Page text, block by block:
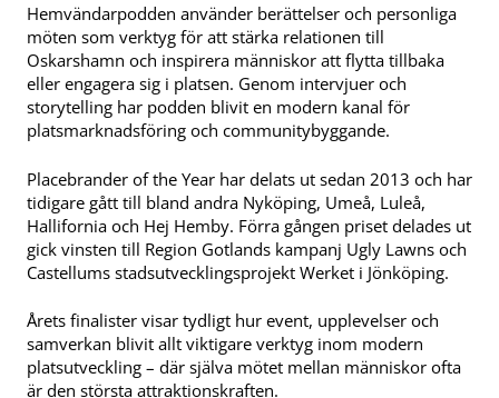
Hemvändarpodden använder berättelser och personliga
möten som verktyg för att stärka relationen till
Oskarshamn och inspirera människor att flytta tillbaka
eller engagera sig i platsen. Genom intervjuer och
storytelling har podden blivit en modern kanal för
platsmarknadsföring och communitybyggande.
Placebrander of the Year har delats ut sedan 2013 och har
tidigare gått till bland andra Nyköping, Umeå, Luleå,
Hallifornia och Hej Hemby. Förra gången priset delades ut
gick vinsten till Region Gotlands kampanj Ugly Lawns och
Castellums stadsutvecklingsprojekt Werket i Jönköping.
Årets finalister visar tydligt hur event, upplevelser och
samverkan blivit allt viktigare verktyg inom modern
platsutveckling – där själva mötet mellan människor ofta
är den största attraktionskraften.